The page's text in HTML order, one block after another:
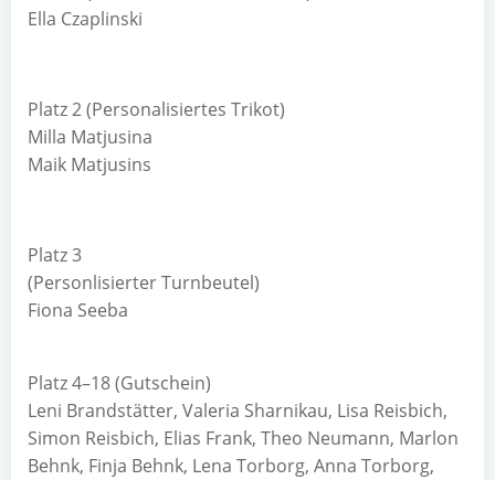
Ella Czaplinski
Platz 2 (Personalisiertes Trikot)
Milla Matjusina
Maik Matjusins
Platz 3
(Personlisierter Turnbeutel)
Fiona Seeba
Platz 4–18 (Gutschein)
Leni Brandstätter, Valeria Sharnikau, Lisa Reisbich,
Simon Reisbich, Elias Frank, Theo Neumann, Marlon
Behnk, Finja Behnk, Lena Torborg, Anna Torborg,